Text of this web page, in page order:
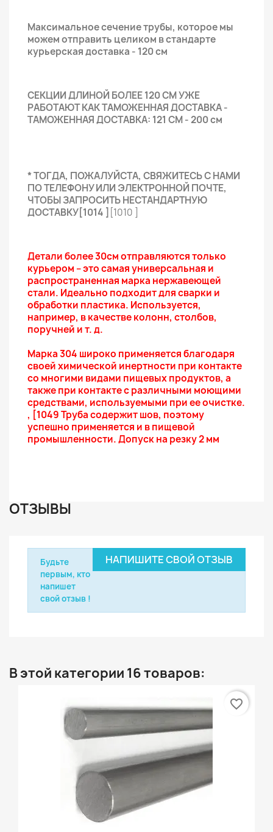
Максимальное сечение трубы, которое мы
можем отправить целиком в стандарте
курьерская доставка - 120 см
СЕКЦИИ ДЛИНОЙ БОЛЕЕ 120 СМ УЖЕ
РАБОТАЮТ КАК ТАМОЖЕННАЯ ДОСТАВКА -
ТАМОЖЕННАЯ ДОСТАВКА: 121 СМ - 200 см
* ТОГДА, ПОЖАЛУЙСТА, СВЯЖИТЕСЬ С НАМИ
ПО ТЕЛЕФОНУ ИЛИ ЭЛЕКТРОННОЙ ПОЧТЕ,
ЧТОБЫ ЗАПРОСИТЬ НЕСТАНДАРТНУЮ
ДОСТАВКУ[1014 ] [1010 ]
Детали более 30см отправляются только
курьером – это самая универсальная и
распространенная марка нержавеющей
стали. Идеально подходит для сварки и
обработки пластика. Используется,
например, в качестве колонн, столбов,
поручней и т. д.
Марка 304 широко применяется благодаря
своей химической инертности при контакте
со многими видами пищевых продуктов, а
также при контакте с различными моющими
средствами, используемыми при ее очистке.
, [1049 Труба содержит шов, поэтому
успешно применяется и в пищевой
промышленности. Допуск на резку 2 мм
ОТЗЫВЫ
НАПИШИТЕ СВОЙ ОТЗЫВ
Будьте
первым, кто
напишет
свой отзыв !
В этой категории 16 товаров:
favorite_border